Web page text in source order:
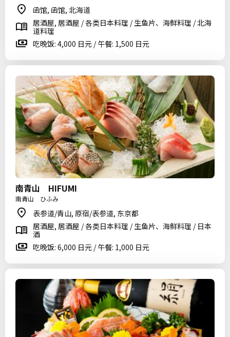
函馆, 函馆, 北海道
居酒屋, 居酒屋 / 各类日本料理 / 生鱼片、海鲜料理 / 北海
道料理
吃晚饭: 4,000 日元 / 午餐: 1,500 日元
南青山 HIFUMI
南青山 ひふみ
表参道/青山, 原宿/表参道, 东京都
居酒屋, 居酒屋 / 各类日本料理 / 生鱼片、海鲜料理 / 日本
酒
吃晚饭: 6,000 日元 / 午餐: 1,000 日元